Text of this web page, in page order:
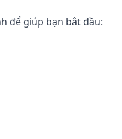
để giúp bạn bắt đầu: